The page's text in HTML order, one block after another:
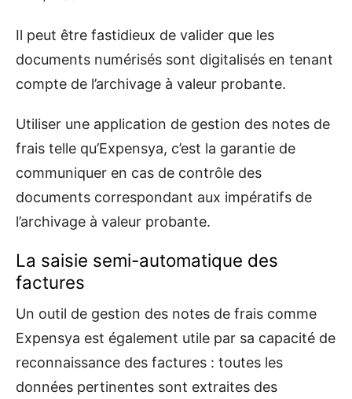
Il peut être fastidieux de valider que les
documents numérisés sont digitalisés en tenant
compte de l’archivage à valeur probante.
Utiliser une application de gestion des notes de
frais telle qu’Expensya, c’est la garantie de
communiquer en cas de contrôle des
documents correspondant aux impératifs de
l’archivage à valeur probante.
La saisie semi-automatique des
factures
Un outil de gestion des notes de frais comme
Expensya est également utile par sa capacité de
reconnaissance des factures : toutes les
données pertinentes sont extraites des